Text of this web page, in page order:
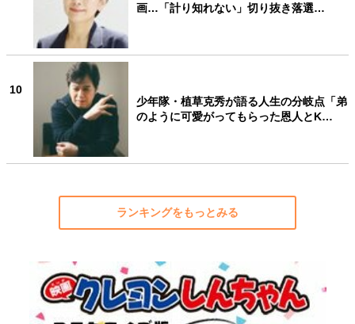
画…「計り知れない」切り抜き落選…
10
少年隊・植草克秀が語る人生の分岐点「弟
のように可愛がってもらった恩人とK…
ランキングをもっとみる